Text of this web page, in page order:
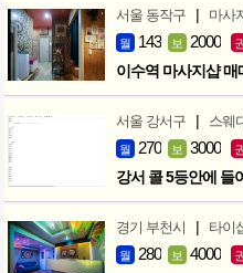
서울 동작구 | 마사
월 143 보 2000
이수역 마사지샵 매
서울 강서구 | 스웨
월 270 보 3000
강서 콜 5등안에 들
경기 부천시 | 타이
월 280 보 4000